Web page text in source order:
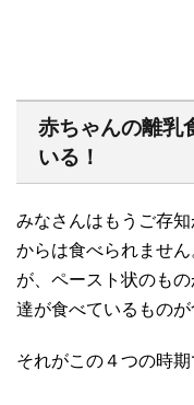
赤ちゃんの離乳
いる！
みなさんはもうご存
からは食べられませ
が、ペースト状のも
達が食べているものが
それがこの４つの時期